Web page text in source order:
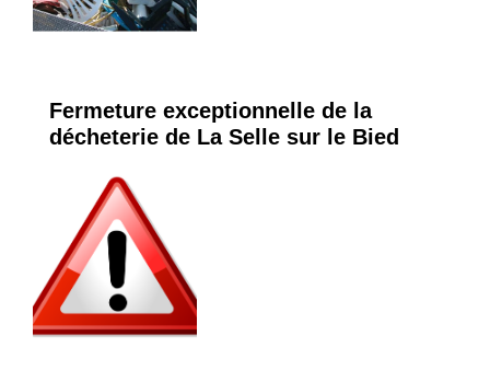
Fermeture exceptionnelle de la
décheterie de La Selle sur le Bied